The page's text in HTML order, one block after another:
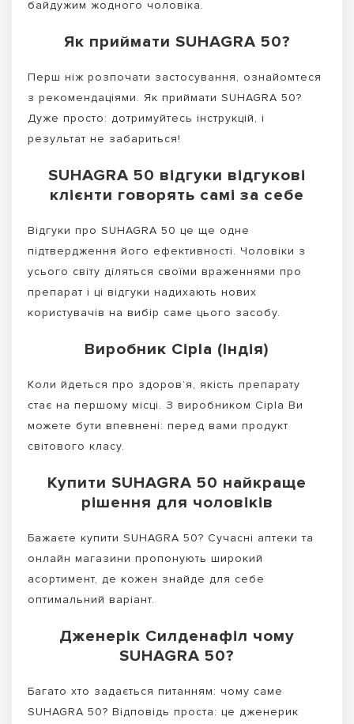
байдужим жодного чоловіка.
Як приймати SUHAGRA 50?
Перш ніж розпочати застосування, ознайомтеся
з рекомендаціями. Як приймати SUHAGRA 50?
Дуже просто: дотримуйтесь інструкцій, і
результат не забариться!
SUHAGRA 50 відгуки відгукові
клієнти говорять самі за себе
Відгуки про SUHAGRA 50 це ще одне
підтвердження його ефективності. Чоловіки з
усього світу діляться своїми враженнями про
препарат і ці відгуки надихають нових
користувачів на вибір саме цього засобу.
Виробник Cipla (Індія)
Коли йдеться про здоров’я, якість препарату
стає на першому місці. З виробником Cipla Ви
можете бути впевнені: перед вами продукт
світового класу.
Купити SUHAGRA 50 найкраще
рішення для чоловіків
Бажаєте купити SUHAGRA 50? Сучасні аптеки та
онлайн магазини пропонують широкий
асортимент, де кожен знайде для себе
оптимальний варіант.
Дженерік Силденафіл чому
SUHAGRA 50?
Багато хто задається питанням: чому саме
SUHAGRA 50? Відповідь проста: це дженерик